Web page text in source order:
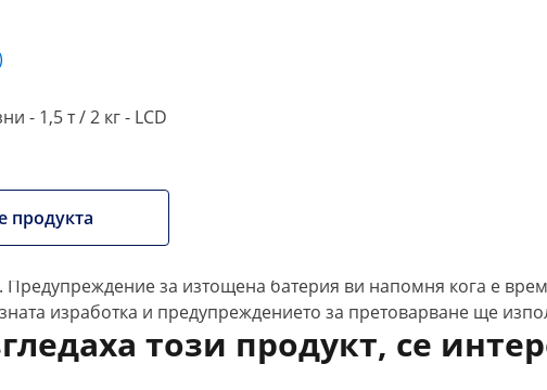
- 1,5 т / 2 кг - LCD
продукта
на Steinberg Systems навсякъде, където трябва да
на животни работят най-добре в развъдници,
на добитък с множество функции
стоманена повърхност за претегляне с размери
или коне. Благодарение на тънкия си дизайн везната за
и претеглянето на тежки предмети. Везната за говеда
се показват на външен, лесен за четене и осветен LED/LCD
да се справят с нуждите ви от измерване.
на везната се проявяват при работа с батерии, което ѝ
Предупреждение за изтощена батерия ви напомня кога е
изработка и предупреждението за претоварване ще
този продукт, се